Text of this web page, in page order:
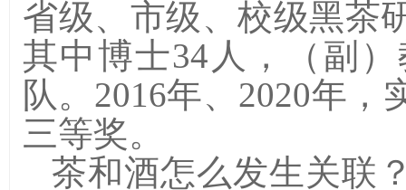
省级、市级、校级黑茶
其中博士34 人，（副
队。 2016年、 2020年，
三等奖。
茶和酒怎么发生关联